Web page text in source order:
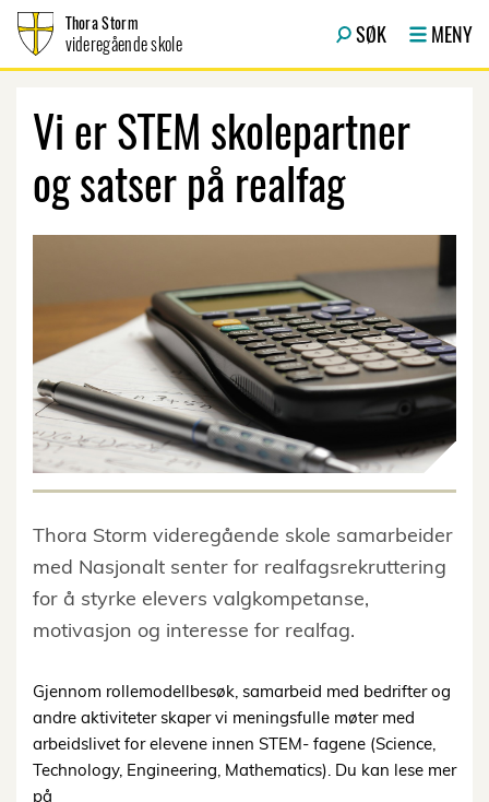
Thora Storm
videregående skole SØK MENY
Vi er STEM skolepartner
og satser på realfag
Thora Storm videregående skole samarbeider
med Nasjonalt senter for realfagsrekruttering
for å styrke elevers valgkompetanse,
motivasjon og interesse for realfag.
Gjennom rollemodellbesøk, samarbeid med bedrifter og
andre aktiviteter skaper vi meningsfulle møter med
arbeidslivet for elevene innen STEM- fagene (Science,
Technology, Engineering, Mathematics). Du kan lese mer
på